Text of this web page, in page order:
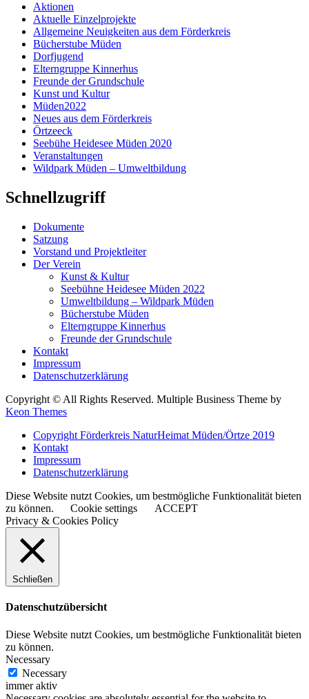
Aktionen
Aktuelle Einzelprojekte
Allgemeine Neuigkeiten aus dem Förderkreis
Bücherstube Müden
Dorfjugend
Elterngruppe Kinnerhus
Freunde der Grundschule
Kunst und Kultur
Müden2022
Neues aus dem Förderkreis
Örtzeeck
Seebühe Heidesee Müden 2020
Veranstaltungen
Wildpark Müden – Umweltbildung
Schnellzugriff
Dokumente
Satzung
Vorstand und Projektleiter
Der Verein
Kunst & Kultur
Seebühne Heidesee Müden 2022
Umweltbildung – Wildpark Müden
Bücherstube Müden
Elterngruppe Kinnerhus
Freunde der Grundschule
Kontakt
Impressum
Datenschutzerklärung
Copyright © All Rights Reserved. Multiple Business Theme by
Keon Themes
Copyright Förderkreis NaturHeimat Müden/Örtze 2019
Kontakt
Impressum
Datenschutzerklärung
Diese Website nutzt Cookies, um bestmögliche Funktionalität bieten
zu können.
Cookie settings
ACCEPT
Privacy & Cookies Policy
Schließen
Datenschutzübersicht
Diese Website nutzt Cookies, um bestmögliche Funktionalität bieten
zu können.
Necessary
Necessary
immer aktiv